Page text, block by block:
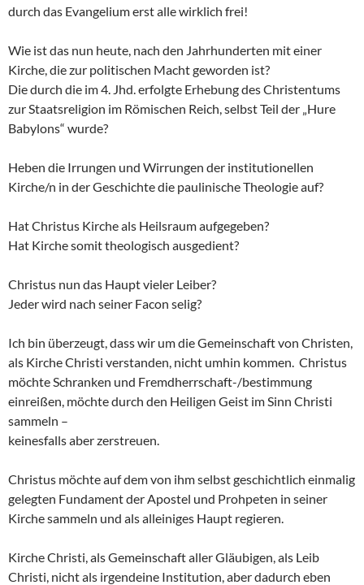
durch das Evangelium erst alle wirklich frei!
Wie ist das nun heute, nach den Jahrhunderten mit einer
Kirche, die zur politischen Macht geworden ist?
Die durch die im 4. Jhd. erfolgte Erhebung des Christentums
zur Staatsreligion im Römischen Reich, selbst Teil der „Hure
Babylons“ wurde?
Heben die Irrungen und Wirrungen der institutionellen
Kirche/n in der Geschichte die paulinische Theologie auf?
Hat Christus Kirche als Heilsraum aufgegeben?
Hat Kirche somit theologisch ausgedient?
Christus nun das Haupt vieler Leiber?
Jeder wird nach seiner Facon selig?
Ich bin überzeugt, dass wir um die Gemeinschaft von Christen,
als Kirche Christi verstanden, nicht umhin kommen. Christus
möchte Schranken und Fremdherrschaft-/bestimmung
einreißen, möchte durch den Heiligen Geist im Sinn Christi
sammeln –
keinesfalls aber zerstreuen.
Christus möchte auf dem von ihm selbst geschichtlich einmalig
gelegten Fundament der Apostel und Prohpeten in seiner
Kirche sammeln und als alleiniges Haupt regieren.
Kirche Christi, als Gemeinschaft aller Gläubigen, als Leib
Christi, nicht als irgendeine Institution, aber dadurch eben